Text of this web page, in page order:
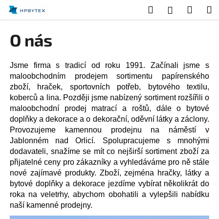
Přejít
obsah
HledatPřihlášení
O nás
Jsme firma s tradicí od roku 1991. Začínali jsme s
maloobchodním prodejem sortimentu papírenského
zboží, hraček, sportovních potřeb, bytového textilu,
koberců a lina. Později jsme nabízený sortiment rozšířili o
maloobchodní prodej matrací a roštů, dále o bytové
doplňky a dekorace a o dekorační, oděvní látky a záclony.
Provozujeme kamennou prodejnu na náměstí v
Jablonném nad Orlicí. Spolupracujeme s mnohými
dodavateli, snažíme se mít co nejširší sortiment zboží za
přijatelné ceny pro zákazníky a vyhledáváme pro ně stále
nové zajímavé produkty. Zboží, zejména hračky, látky a
bytové doplňky a dekorace jezdíme vybírat několikrát do
roka na veletrhy, abychom obohatili a vylepšili nabídku
naší kamenné prodejny.
o
o
p
o
t
ř
e
b
u
j
e
t
e